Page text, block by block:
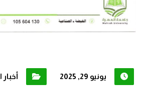
يونيو 29, 2025